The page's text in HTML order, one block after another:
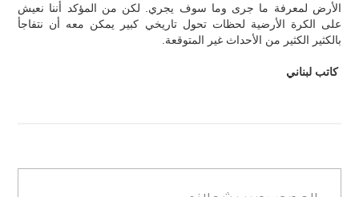
الأرض لمعرفة ما جرى وما سوف يجري. لكن من المؤكد أننا نعيش
على الكرة الأرضية لحظات تحول تاريخي كبير يمكن معه أن نتفاجأ
بالكثير الكثير من الأحداث غير المتوقعة.
كاتب لبناني